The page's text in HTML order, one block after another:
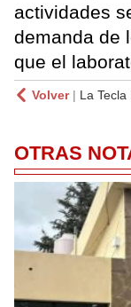
actividades
demanda de
que el
Volver| La Tecla
OTRAS